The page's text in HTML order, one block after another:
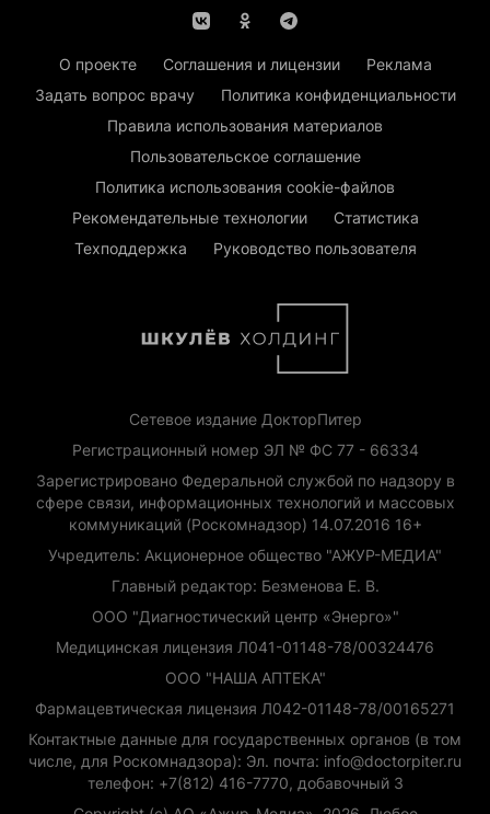
О проекте Соглашения и лицензии
Реклама
Задать вопрос врачу
Политика конфиденциальности
Правила использования материалов
Пользовательское соглашение
Политика использования cookie-файлов
Рекомендательные технологии
Статистика
Техподдержка
Руководство пользователя
Сетевое издание ДокторПитер
Регистрационный номер ЭЛ № ФС 77 - 66334
Зарегистрировано Федеральной службой по надзору в
сфере связи, информационных технологий и массовых
коммуникаций (Роскомнадзор) 14.07.2016 16+
Учредитель: Акционерное общество "АЖУР-МЕДИА"
Главный редактор: Безменова Е. В.
ООО "Диагностический центр «Энерго»"
Медицинская лицензия Л041-01148-78/00324476
ООО "НАША АПТЕКА"
Фармацевтическая лицензия Л042-01148-78/00165271
Контактные данные для государственных органов (в том
числе, для Роскомнадзора): Эл. почта: info@doctorpiter.ru
телефон: +7(812) 416-7770, добавочный 3